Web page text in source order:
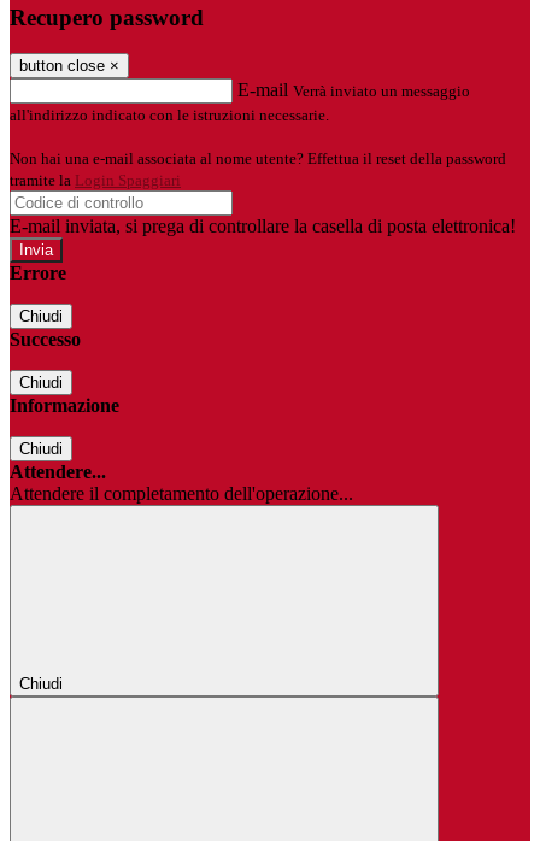
Recupero password
button close ×
E-mail Verrà inviato un messaggio
all'indirizzo indicato con le istruzioni necessarie.
Non hai una e-mail associata al nome utente? Effettua il reset della password
tramite la Login Spaggiari
E-mail inviata, si prega di controllare la casella di posta elettronica!
Errore
Chiudi
Successo
Chiudi
Informazione
Chiudi
Attendere...
Attendere il completamento dell'operazione...
Chiudi